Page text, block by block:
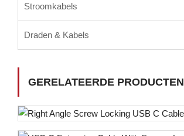
Stroomkabels
Draden & Kabels
GERELATEERDE PRODUCTEN